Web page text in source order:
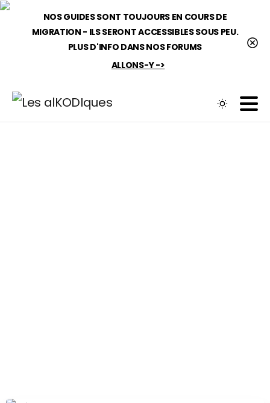
NOS GUIDES SONT TOUJOURS EN COURS DE
MIGRATION - ILS SERONT ACCESSIBLES SOUS PEU.
PLUS D'INFO DANS NOS FORUMS
ALLONS-Y ->
Connexion
Mon profil
Ticket de support